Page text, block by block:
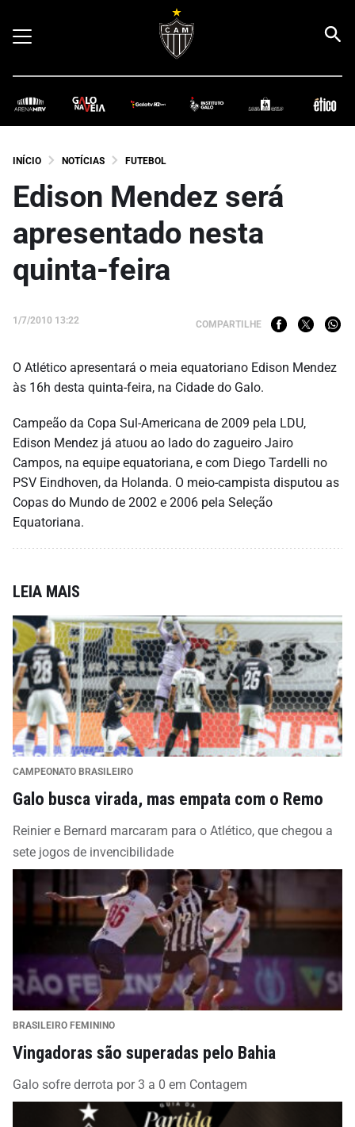
INÍCIO NOTÍCIAS FUTEBOL
Edison Mendez será
apresentado nesta
quinta-feira
1/7/2010 13:22 COMPARTILHE
O Atlético apresentará o meia equatoriano Edison Mendez
às 16h desta quinta-feira, na Cidade do Galo.
Campeão da Copa Sul-Americana de 2009 pela LDU,
Edison Mendez já atuou ao lado do zagueiro Jairo
Campos, na equipe equatoriana, e com Diego Tardelli no
PSV Eindhoven, da Holanda. O meio-campista disputou as
Copas do Mundo de 2002 e 2006 pela Seleção
Equatoriana.
LEIA MAIS
CAMPEONATO BRASILEIRO
Galo busca virada, mas empata com o Remo
Reinier e Bernard marcaram para o Atlético, que chegou a
sete jogos de invencibilidade
BRASILEIRO FEMININO
Vingadoras são superadas pelo Bahia
Galo sofre derrota por 3 a 0 em Contagem